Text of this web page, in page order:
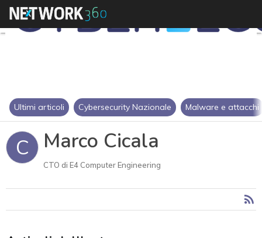
Ultimi articoli Cybersecurity Nazionale Malware e attacchi
C Marco Cicala
CTO di E4 Computer Engineering